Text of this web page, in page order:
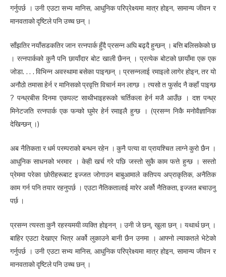
गर्नुपर्छ । उनी एउटा सभ्य मानिस, आधुनिक परिप्रेक्ष्यमा मात्र होइन, सामान्य जीवन र
मानवताको दृष्टिले पनि उच्च छन् ।
साँझतिर नयाँसडकतिर जान रत्नपार्क हुँदै प्रसन्न अघि बढ्दै हुन्छन् । बत्ति बलिसकेको छ
। रत्नपार्कको कुनै पनि छायाँदार बोट खाली छैनन् । प्रत्येक बोटको छायाँमा एक एक
जोडा. . . . विभिन्न अवस्थामा बसेका पाइन्छन् । प्रसन्नलाई रमाइलो लागेर होइन, तर यो
अनौठो तमासा हेर्न र मानिसको प्रवृत्ति विचार्न मन लाग्छ । त्यसो त फुर्सद नै कहाँ पाइन्छ
? पन्ध्रबीस दिनमा एकपल्ट साथीभाइहरूको चर्तिकला हेर्न मजै आउँछ । दश पन्ध्र
मिनेटजति रत्नपार्क एक फन्को घुमेर हेर्न रमाइलै हुन्छ । (प्रसन्न निकै मनोवैज्ञानिक
देखिन्छन् ।)
अब नैतिकता र धर्म परम्पराको बन्धन रहेन । कुनै पत्या वा प्रायश्चित लाग्ने कुरो छैन ।
आधुनिक साधनको भरमार । केही खर्च गरे पछि जस्तो सुकै काम फत्ते हुन्छ । सस्तो
प्रेममा परेका छोरीहरूबाट इज्जत जोगाउन बाबुआमाले कतिपय अप्राकृतिक, अनैतिक
काम गर्न पनि तयार रहनुपर्छ । एउटा नैतिकतालाई मारेर अर्को नैतिकता, इज्जत बचाउनु
पर्छ ।
प्रसन्न त्यस्ता कुनै रहस्यमयी व्यक्ति होइनन् । उनी जे छन्, खुला छन् । यथार्थ छन् ।
बाहिर एउटा देखाएर भित्र अर्को लुकाउने बानी छैन उनमा । आफ्नो ल्याकतले भेटेको
गर्नुपर्छ । उनी एउटा सभ्य मानिस, आधुनिक परिप्रेक्ष्यमा मात्र होइन, सामान्य जीवन र
मानवताको दृष्टिले पनि उच्च छन् ।